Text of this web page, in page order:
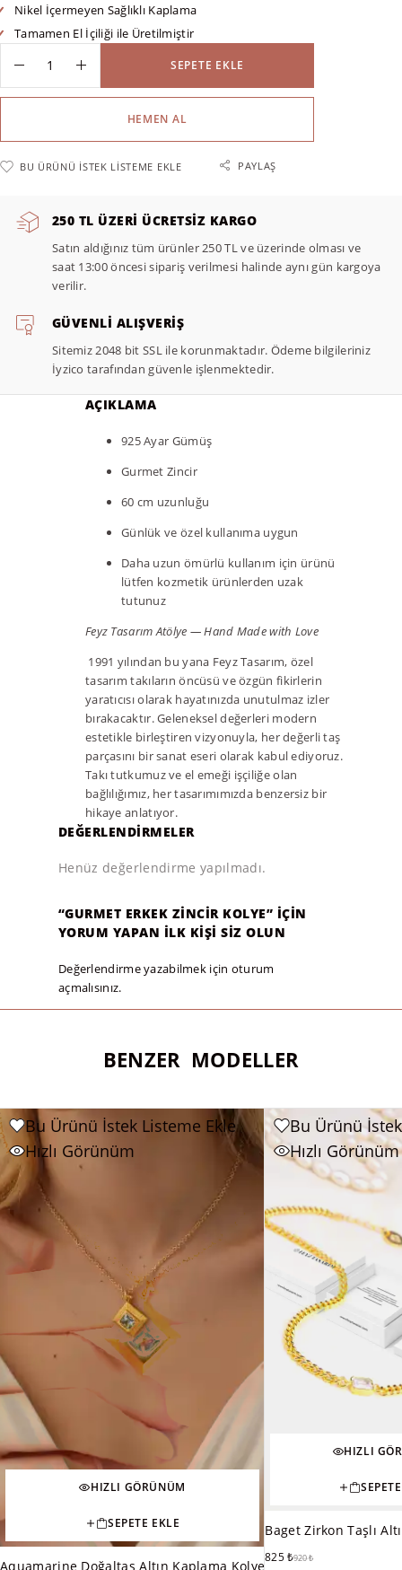
Nikel İçermeyen Sağlıklı Kaplama
Tamamen El İçiliği ile Üretilmiştir
SEPETE EKLE
HEMEN AL
BU ÜRÜNÜ İSTEK LISTEME EKLE PAYLAŞ
250 TL ÜZERI ÜCRETSIZ KARGO
Satın aldığınız tüm ürünler 250 TL ve üzerinde olması ve
saat 13:00 öncesi sipariş verilmesi halinde aynı gün kargoya
verilir.
GÜVENLI ALIŞVERIŞ
Sitemiz 2048 bit SSL ile korunmaktadır. Ödeme bilgileriniz
İyzico tarafından güvenle işlenmektedir.
AÇIKLAMA
925 Ayar Gümüş
Gurmet Zincir
60 cm uzunluğu
Günlük ve özel kullanıma uygun
Daha uzun ömürlü kullanım için ürünü
lütfen kozmetik ürünlerden uzak
tutunuz
Feyz Tasarım Atölye — Hand Made with Love
1991 yılından bu yana Feyz Tasarım, özel
tasarım takıların öncüsü ve özgün fikirlerin
yaratıcısı olarak hayatınızda unutulmaz izler
bırakacaktır. Geleneksel değerleri modern
estetikle birleştiren vizyonuyla, her değerli taş
parçasını bir sanat eseri olarak kabul ediyoruz.
Takı tutkumuz ve el emeği işçiliğe olan
bağlılığımız, her tasarımımızda benzersiz bir
hikaye anlatıyor.
DEĞERLENDIRMELER
Henüz değerlendirme yapılmadı.
“GURMET ERKEK ZINCIR KOLYE” IÇIN
YORUM YAPAN ILK KIŞI SIZ OLUN
Değerlendirme yazabilmek için oturum
açmalısınız.
BENZER MODELLER
İNDIRIMDE
Bu Ürünü İstek Listeme Ekle
Hızlı Görünüm
HIZLI GÖRÜNÜM
SEPETE EKLE
Aquamarine Doğaltaş Altın Kaplama Kolye
Bu Ürünü
Hızlı Görünüm
HIZLI
Baget Zirkon Taşlı
920₺
825₺